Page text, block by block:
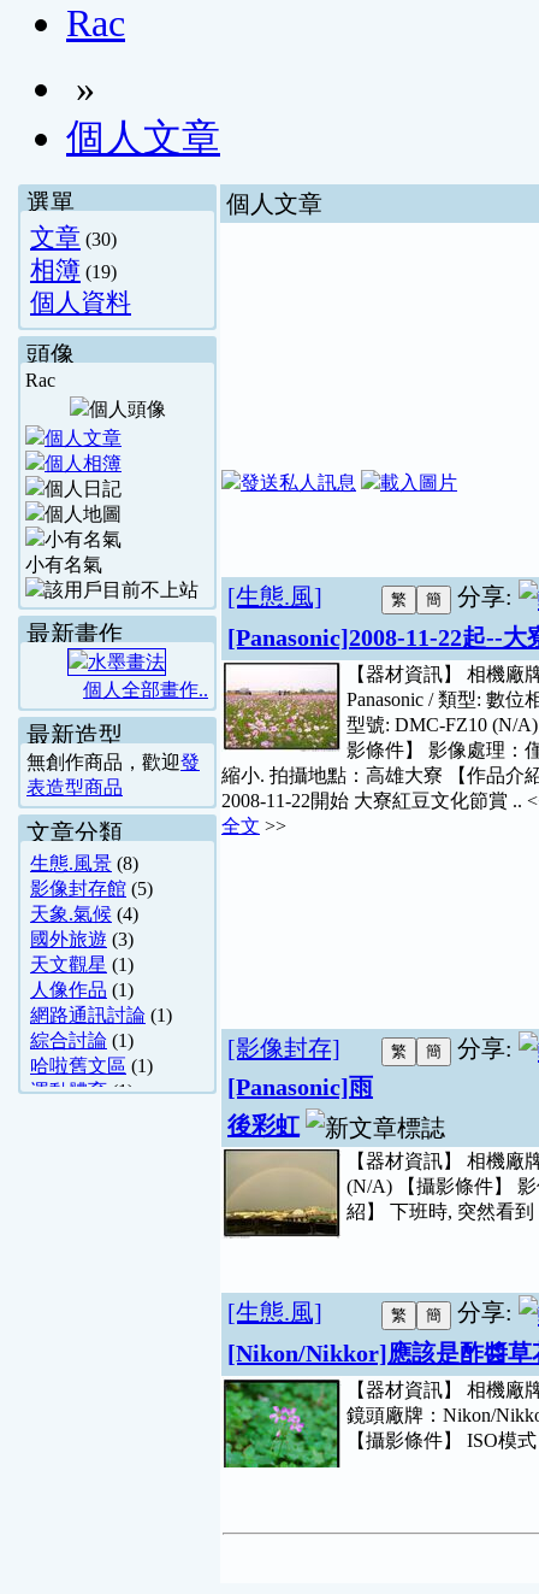
Rac
»
個人文章
選單
文章 (30)
相簿 (19)
個人資料
頭像
Rac
小有名氣
最新畫作
個人全部畫作..
最新造型
無創作商品，歡迎發
表造型商品
文章分類
生態.風景 (8)
影像封存館 (5)
天象.氣候 (4)
國外旅遊 (3)
天文觀星 (1)
人像作品 (1)
網路通訊討論 (1)
綜合討論 (1)
哈啦舊文區 (1)
運動體育(1)
個人文章
分享:
[生態.風]
[Panasonic]2008-11-22起--
【器材資訊】 相機廠
Panasonic / 類型: 數位
型號: DMC-FZ10 (N/
影條件】 影像處理：
縮小. 拍攝地點：高雄大寮 【作品介
2008-11-22開始 大寮紅豆文化節賞 ..
全文 >>
分享:
[影像封存]
[Panasonic]雨
後彩虹
【器材資訊】 相機廠
(N/A) 【攝影條件】
紹】 下班時, 突然看
分享:
[生態.風]
[Nikon/Nikkor]應該是酢醬草
【器材資訊】 相機廠
鏡頭廠牌：Nikon/
【攝影條件】 ISO模